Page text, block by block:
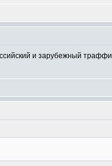
и зарубежный